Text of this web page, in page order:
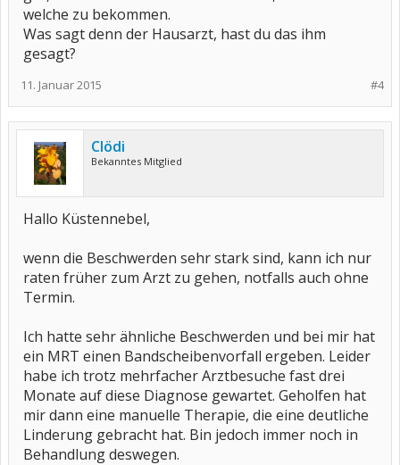
welche zu bekommen.
Was sagt denn der Hausarzt, hast du das ihm
gesagt?
#4
11. Januar 2015
Clödi
Bekanntes Mitglied
Hallo Küstennebel,
wenn die Beschwerden sehr stark sind, kann ich nur
raten früher zum Arzt zu gehen, notfalls auch ohne
Termin.
Ich hatte sehr ähnliche Beschwerden und bei mir hat
ein MRT einen Bandscheibenvorfall ergeben. Leider
habe ich trotz mehrfacher Arztbesuche fast drei
Monate auf diese Diagnose gewartet. Geholfen hat
mir dann eine manuelle Therapie, die eine deutliche
Linderung gebracht hat. Bin jedoch immer noch in
Behandlung deswegen.